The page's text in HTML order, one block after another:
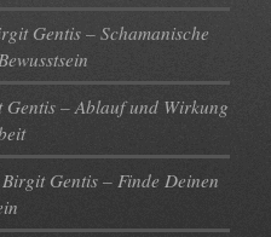
Gentis – Schamanische
– Ablauf und Wirkung
Gentis – Finde Deinen